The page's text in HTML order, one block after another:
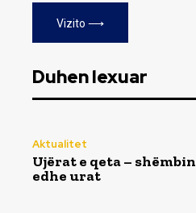
Vizito ⟶
Duhen lexuar
Aktualitet
Ujërat e qeta – shëmbin
edhe urat